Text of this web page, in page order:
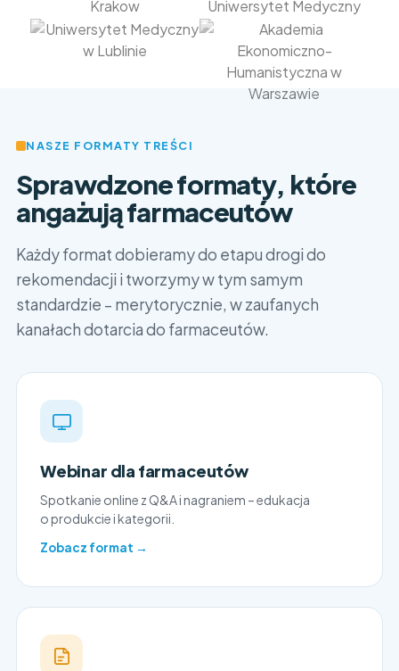
NASZE FORMATY TREŚCI
Sprawdzone formaty, które
angażują farmaceutów
Każdy format dobieramy do etapu drogi do
rekomendacji i tworzymy w tym samym
standardzie – merytorycznie, w zaufanych
kanałach dotarcia do farmaceutów.
Webinar dla farmaceutów
Spotkanie online z Q&A i nagraniem – edukacja
o produkcie i kategorii.
Zobacz format →